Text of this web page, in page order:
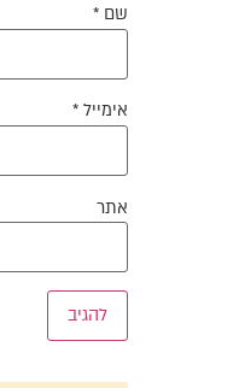
שם *
אימייל *
אתר